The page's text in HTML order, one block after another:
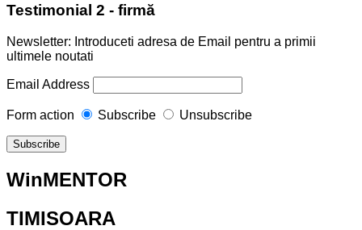
Testimonial 2 - firmă
Newsletter: Introduceti adresa de Email pentru a primii
ultimele noutati
Email Address
Form action Subscribe Unsubscribe
WinMENTOR
TIMISOARA